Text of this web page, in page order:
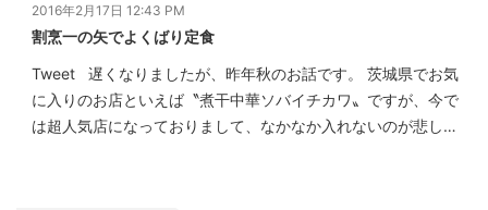
2016年2月17日 12:43 PM
割烹一の矢でよくばり定食
Tweet 遅くなりましたが、昨年秋のお話です。 茨城県でお気
に入りのお店といえば〝煮干中華ソバイチカワ〟ですが、今で
は超人気店になっておりまして、なかなか入れないのが悲し…